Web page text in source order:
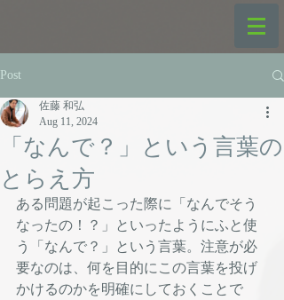
Post
「なんで？」という言葉の
とらえ方
佐藤 和弘
Aug 11, 2024
ある問題が起こった際に「なんでそう
なったの！？」といったようにふと使
う「なんで？」という言葉。注意が必
要なのは、何を目的にこの言葉を投げ
かけるのかを明確にしておくことで